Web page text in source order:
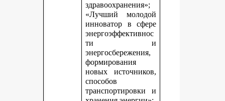
здравоохранения»;
«Лучший молодой
инноватор в сфере
энергоэффективнос
ти и
энергосбережения,
формирования
новых источников,
способов
транспортировки и